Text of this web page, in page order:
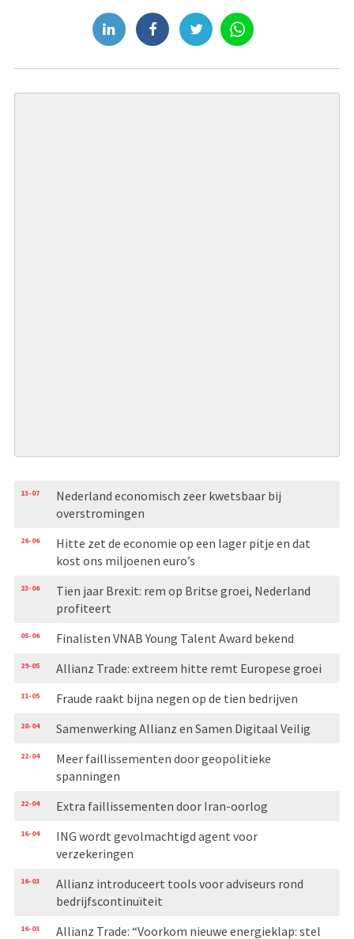
13-07
Nederland economisch zeer kwetsbaar bij
overstromingen
26-06
Hitte zet de economie op een lager pitje en dat
kost ons miljoenen euro’s
23-06
Tien jaar Brexit: rem op Britse groei, Nederland
profiteert
05-06 Finalisten VNAB Young Talent Award bekend
29-05 Allianz Trade: extreem hitte remt Europese groei
11-05 Fraude raakt bijna negen op de tien bedrijven
28-04 Samenwerking Allianz en Samen Digitaal Veilig
22-04
Meer faillissementen door geopolitieke
spanningen
22-04 Extra faillissementen door Iran-oorlog
16-04
ING wordt gevolmachtigd agent voor
verzekeringen
16-03
Allianz introduceert tools voor adviseurs rond
bedrijfscontinuïteit
16-03 Allianz Trade: “Voorkom nieuwe energieklap: stel